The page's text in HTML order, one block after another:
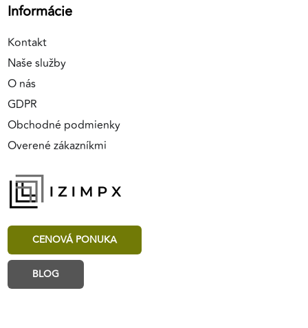
Informácie
Kontakt
Naše služby
O nás
GDPR
Obchodné podmienky
Overené zákazníkmi
CENOVÁ PONUKA
BLOG